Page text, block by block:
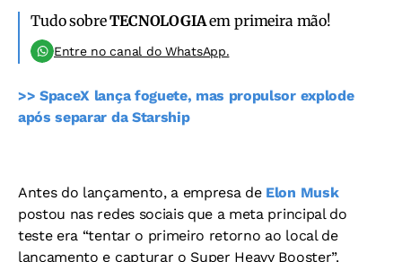
Tudo sobreTECNOLOGIAem primeira mão!
Entre no canal do WhatsApp.
>> SpaceX lança foguete, mas propulsor explode
após separar da Starship
Antes do lançamento, a empresa de Elon Musk
postou nas redes sociais que a meta principal do
teste era “tentar o primeiro retorno ao local de
lançamento e capturar o Super Heavy Booster”.